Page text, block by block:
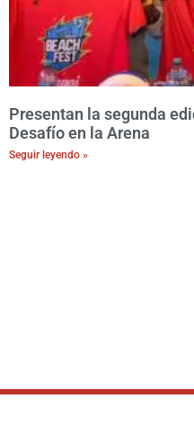
Presentan la segunda
Desafío en la Arena
Seguir leyendo »